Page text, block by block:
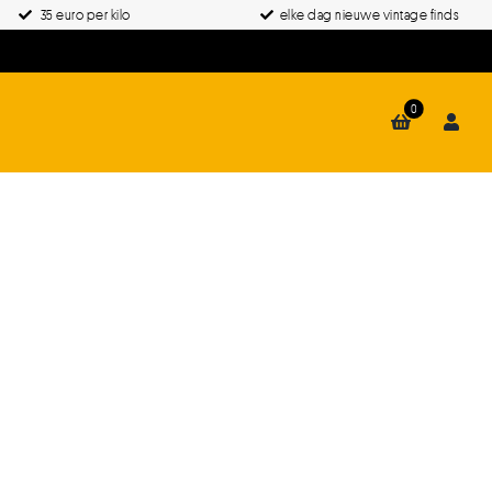
35 euro per kilo elke dag nieuwe vintage finds
0